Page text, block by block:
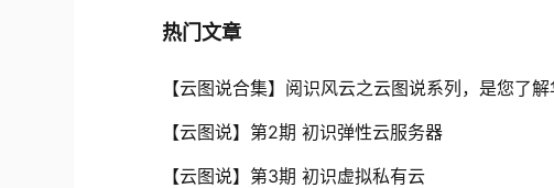
热门文章
【云图说合集】阅识风云之云图说系列，是您了
【云图说】第2期 初识弹性云服务器
【云图说】第3期 初识虚拟私有云